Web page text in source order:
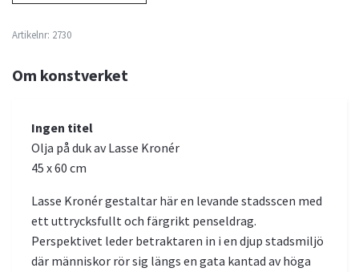
Artikelnr: 2730
Om konstverket
Ingen titel
Olja på duk av Lasse Kronér
45 x 60 cm
Lasse Kronér gestaltar här en levande stadsscen med
ett uttrycksfullt och färgrikt penseldrag.
Perspektivet leder betraktaren in i en djup stadsmiljö
där människor rör sig längs en gata kantad av höga